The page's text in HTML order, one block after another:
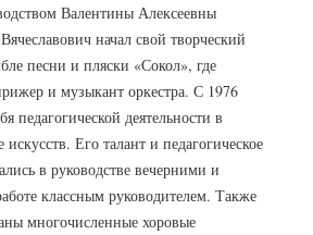
Валентины Алексеевны
начал свой творческий
песни и пляски «Сокол», где
и музыкант оркестра. С 1976
педагогической деятельности в
Его талант и педагогическое
в руководстве вечерними и
классным руководителем. Также
многочисленные хоровые